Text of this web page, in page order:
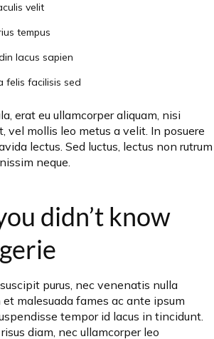
velit
tempus
lacus sapien
felis facilisis sed
erat eu ullamcorper aliquam, nisi
vel mollis leo metus a velit. In posuere
lectus. Sed luctus, lectus non rutrum
neque.
didn’t know
purus, nec venenatis nulla
malesuada fames ac ante ipsum
tempor id lacus in tincidunt.
diam, nec ullamcorper leo